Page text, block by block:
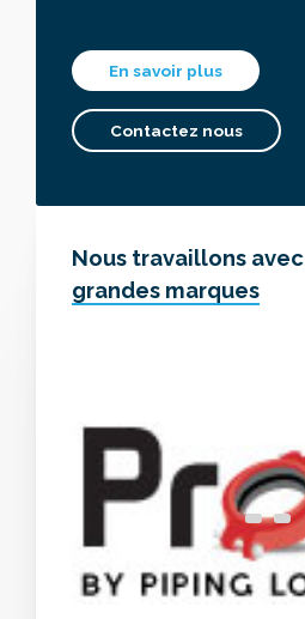
En savoir plus
Contactez nous
Nous travaillons avec
grandes marques